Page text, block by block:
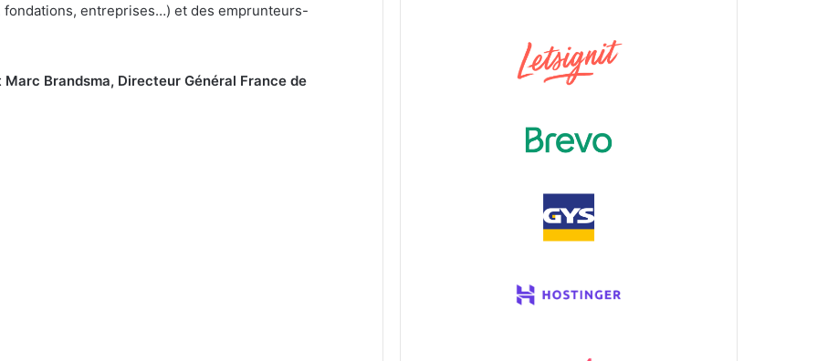
entreprises…) et des emprunteurs-
Brandsma, Directeur Général France de